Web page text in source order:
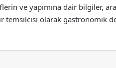
ve yapımına dair bilgiler,
temsilcisi olarak gastronomik